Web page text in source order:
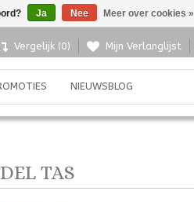
Vergelijk (0) Mijn Verlanglijst
NIEUWSBLOG
TAS
Ja Nee Meer over cookies »